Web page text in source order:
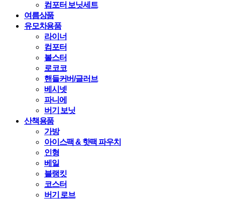
컴포터 보닛세트
여름상품
유모차용품
라이너
컴포터
볼스터
로코코
핸들커버/글러브
베시넷
파니에
버기 보닛
산책용품
가방
아이스팩 & 핫팩 파우치
인형
베일
블랭킷
코스터
버기 로브